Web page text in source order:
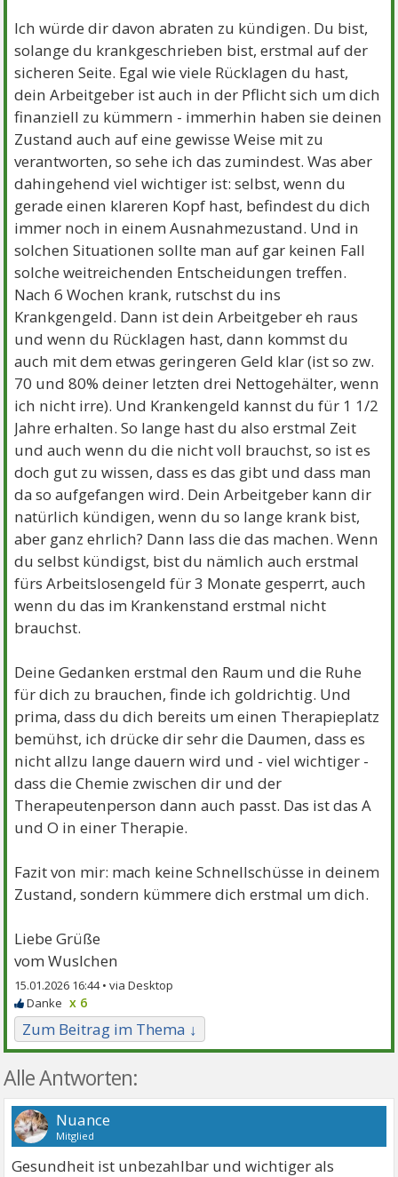
Ich würde dir davon abraten zu kündigen. Du bist,
solange du krankgeschrieben bist, erstmal auf der
sicheren Seite. Egal wie viele Rücklagen du hast,
dein Arbeitgeber ist auch in der Pflicht sich um dich
finanziell zu kümmern - immerhin haben sie deinen
Zustand auch auf eine gewisse Weise mit zu
verantworten, so sehe ich das zumindest. Was aber
dahingehend viel wichtiger ist: selbst, wenn du
gerade einen klareren Kopf hast, befindest du dich
immer noch in einem Ausnahmezustand. Und in
solchen Situationen sollte man auf gar keinen Fall
solche weitreichenden Entscheidungen treffen.
Nach 6 Wochen krank, rutschst du ins
Krankgengeld. Dann ist dein Arbeitgeber eh raus
und wenn du Rücklagen hast, dann kommst du
auch mit dem etwas geringeren Geld klar (ist so zw.
70 und 80% deiner letzten drei Nettogehälter, wenn
ich nicht irre). Und Krankengeld kannst du für 1 1/2
Jahre erhalten. So lange hast du also erstmal Zeit
und auch wenn du die nicht voll brauchst, so ist es
doch gut zu wissen, dass es das gibt und dass man
da so aufgefangen wird. Dein Arbeitgeber kann dir
natürlich kündigen, wenn du so lange krank bist,
aber ganz ehrlich? Dann lass die das machen. Wenn
du selbst kündigst, bist du nämlich auch erstmal
fürs Arbeitslosengeld für 3 Monate gesperrt, auch
wenn du das im Krankenstand erstmal nicht
brauchst.
Deine Gedanken erstmal den Raum und die Ruhe
für dich zu brauchen, finde ich goldrichtig. Und
prima, dass du dich bereits um einen Therapieplatz
bemühst, ich drücke dir sehr die Daumen, dass es
nicht allzu lange dauern wird und - viel wichtiger -
dass die Chemie zwischen dir und der
Therapeutenperson dann auch passt. Das ist das A
und O in einer Therapie.
Fazit von mir: mach keine Schnellschüsse in deinem
Zustand, sondern kümmere dich erstmal um dich.
Liebe Grüße
vom Wuslchen
15.01.2026 16:44 •
x 6
Zum Beitrag im Thema ↓
Alle Antworten:
Nuance
Mitglied
Gesundheit ist unbezahlbar und wichtiger als